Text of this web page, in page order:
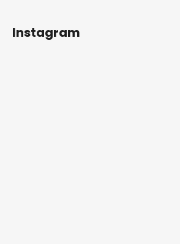
Instagram